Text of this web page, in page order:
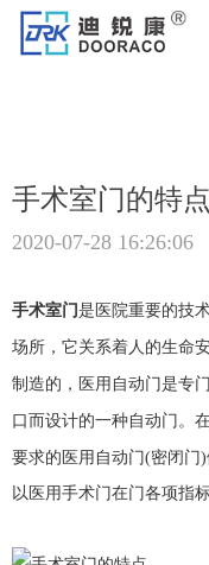
手术室门的特点
2020-07-28 16:26:06
手术室门是医院重要的技
场所，它关系着人的生命
制造的，医用自动门是专
口而设计的一种自动门。
要求的医用自动门(密闭门
以医用手术门在门各项指